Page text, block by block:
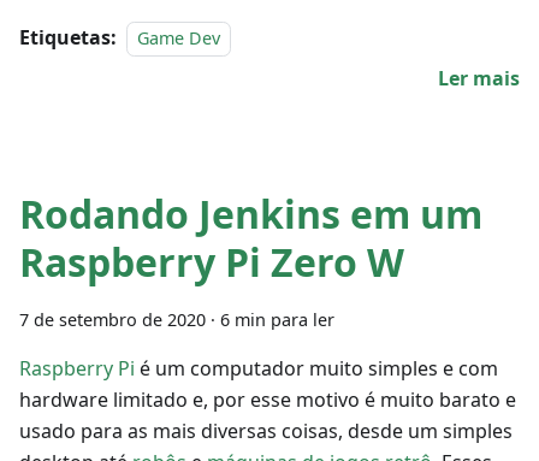
Etiquetas: Game Dev
Ler mais
Rodando Jenkins em um
Raspberry Pi Zero W
7 de setembro de 2020 · 6 min para ler
Raspberry Pi é um computador muito simples e com
hardware limitado e, por esse motivo é muito barato e
usado para as mais diversas coisas, desde um simples